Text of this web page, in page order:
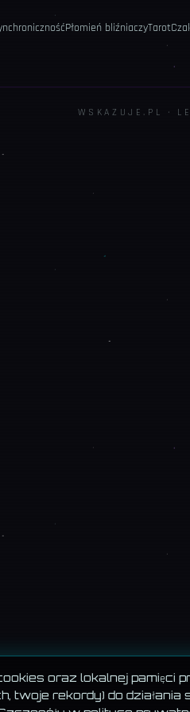
Płomień bliźniaczyTarot
WSKAZUJE.PL ·
oraz lokalnej pamięci
twoje rekordy) do